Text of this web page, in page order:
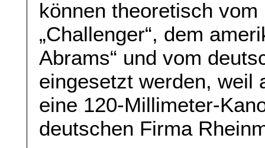
können theoretisch
„Challenger“, dem
Abrams“ und vom
eingesetzt werden, weil
eine 120-Millimeter-
deutschen Firma